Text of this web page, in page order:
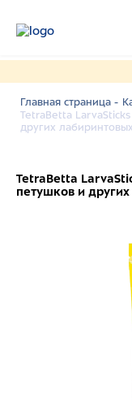
Главная страница -
TetraBetta
других
TetraBetta
петушков и